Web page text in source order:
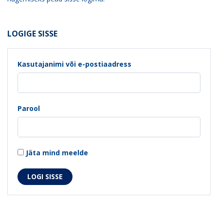
LOGIGE SISSE
Kasutajanimi või e-postiaadress
Parool
Jäta mind meelde